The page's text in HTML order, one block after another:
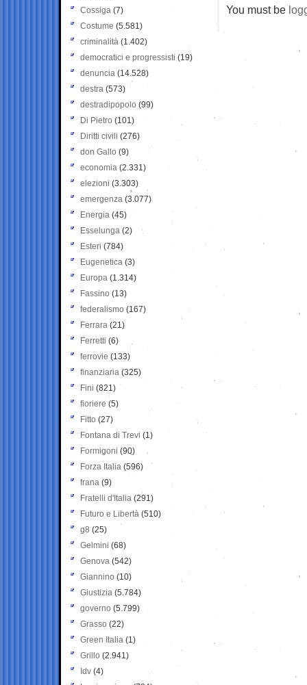
You must be
Cossiga (7)
Costume (5.581)
criminalità (1.402)
democratici e progressisti (19)
denuncia (14.528)
destra (573)
destradipopolo (99)
Di Pietro (101)
Diritti civili (276)
don Gallo (9)
economia (2.331)
elezioni (3.303)
emergenza (3.077)
Energia (45)
Esselunga (2)
Esteri (784)
Eugenetica (3)
Europa (1.314)
Fassino (13)
federalismo (167)
Ferrara (21)
Ferretti (6)
ferrovie (133)
finanziaria (325)
Fini (821)
fioriere (5)
Fitto (27)
Fontana di Trevi (1)
Formigoni (90)
Forza Italia (596)
frana (9)
Fratelli d'Italia (291)
Futuro e Libertà (510)
g8 (25)
Gelmini (68)
Genova (542)
Giannino (10)
Giustizia (5.784)
governo (5.799)
Grasso (22)
Green Italia (1)
Grillo (2.941)
Idv (4)